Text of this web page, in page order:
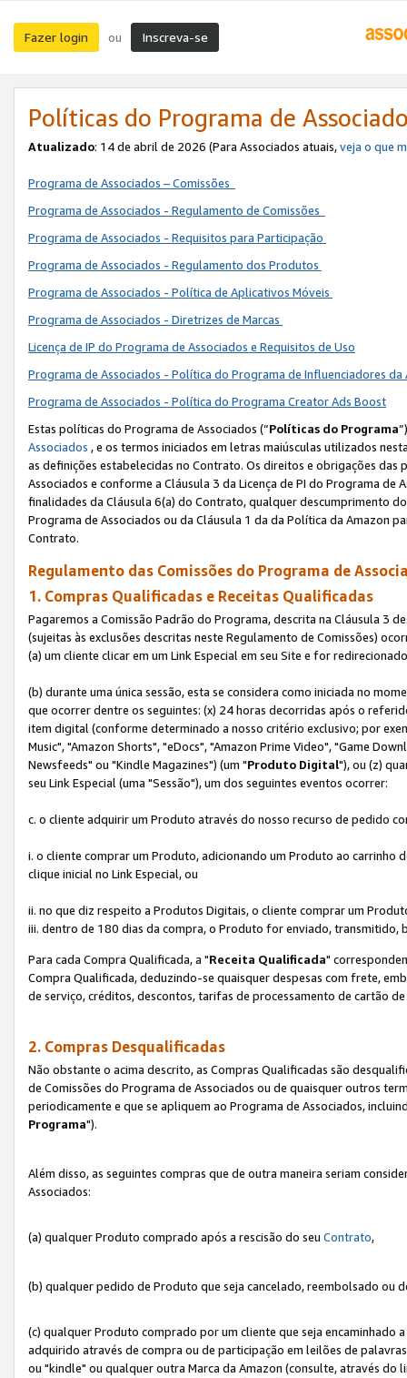
Fazer login ou Inscreva-se
Políticas do Programa de
Atualizado: 14 de abril de 2026 (Para Associados atuais,veja o que
Programa de Associados – Comissões
Programa de Associados - Regulamento de Comissões
Programa de Associados - Requisitos para Participação
Programa de Associados - Regulamento dos Produtos
Programa de Associados - Política de Aplicativos Móveis
Programa de Associados - Diretrizes de Marcas
Licença de IP do Programa de Associados e Requisitos de Uso
Programa de Associados - Política do Programa de Influenciadores
Programa de Associados - Política do Programa Creator Ads Boost
Estas políticas do Programa de Associados (“Políticas do Programa
Associados , e os termos iniciados em letras maiúsculas utilizados
as definições estabelecidas no Contrato. Os direitos e obrigações
Associados e conforme a Cláusula 3 da Licença de PI do Programa
finalidades da Cláusula 6(a) do Contrato, qualquer descumprimento
Programa de Associados ou da Cláusula 1 da da Política da Amazon
Contrato.
Regulamento das Comissões do Programa de
1. Compras Qualificadas e Receitas Qualificadas
Pagaremos a Comissão Padrão do Programa, descrita na Cláusula 3
(sujeitas às exclusões descritas neste Regulamento de Comissões)
(a) um cliente clicar em um Link Especial em seu Site e for
(b) durante uma única sessão, esta se considera como iniciada no
que ocorrer dentre os seguintes: (x) 24 horas decorridas após o
item digital (conforme determinado a nosso critério exclusivo; por
Music", "Amazon Shorts", "eDocs", "Amazon Prime Video", "Game
Newsfeeds" ou "Kindle Magazines") (um "Produto Digital"), ou (z)
seu Link Especial (uma "Sessão"), um dos seguintes eventos ocorrer:
c. o cliente adquirir um Produto através do nosso recurso de pedido
i. o cliente comprar um Produto, adicionando um Produto ao
clique inicial no Link Especial, ou
ii. no que diz respeito a Produtos Digitais, o cliente comprar um
iii. dentro de 180 dias da compra, o Produto for enviado, transmitido,
Para cada Compra Qualificada, a "Receita Qualificada"
Compra Qualificada, deduzindo-se quaisquer despesas com frete,
de serviço, créditos, descontos, tarifas de processamento de cartão
2. Compras Desqualificadas
Não obstante o acima descrito, as Compras Qualificadas são
de Comissões do Programa de Associados ou de quaisquer outros
periodicamente e que se apliquem ao Programa de Associados,
Programa").
Além disso, as seguintes compras que de outra maneira seriam
Associados:
(a) qualquer Produto comprado após a rescisão do seu Contrato,
(b) qualquer pedido de Produto que seja cancelado, reembolsado ou
(c) qualquer Produto comprado por um cliente que seja encaminhado
adquirido através de compra ou de participação em leilões de
ou "kindle" ou qualquer outra Marca da Amazon (consulte, através do